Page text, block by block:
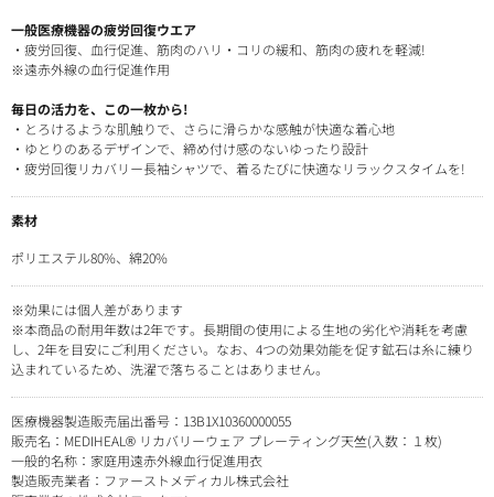
一般医療機器の疲労回復ウエア
・疲労回復、血行促進、筋肉のハリ・コリの緩和、筋肉の疲れを軽減!
※遠赤外線の血行促進作用
毎日の活力を、この一枚から!
・とろけるような肌触りで、さらに滑らかな感触が快適な着心地
・ゆとりのあるデザインで、締め付け感のないゆったり設計
・疲労回復リカバリー長袖シャツで、着るたびに快適なリラックスタイムを!
素材
ポリエステル80%、綿20%
※効果には個人差があります
※本商品の耐用年数は2年です。長期間の使用による生地の劣化や消耗を考慮
し、2年を目安にご利用ください。なお、4つの効果効能を促す鉱石は糸に練り
込まれているため、洗濯で落ちることはありません。
医療機器製造販売届出番号：13B1X10360000055
販売名：MEDIHEAL® リカバリーウェア プレーティング天竺(入数：１枚)
一般的名称：家庭用遠赤外線血行促進用衣
製造販売業者：ファーストメディカル株式会社